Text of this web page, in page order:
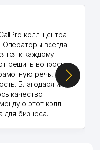
колл-центра
Операторы всегда
к каждому
решить вопросы.
речь,
Благодаря их
качество
этот колл-
для бизнеса.